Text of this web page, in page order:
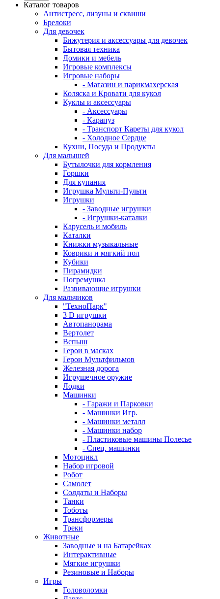
Каталог товаров
Антистресс, лизуны и сквиши
Брелоки
Для девочек
Бижутерия и аксессуары для девочек
Бытовая техника
Домики и мебель
Игровые комплексы
Игровые наборы
- Магазин и парикмахерская
Коляска и Кровати для кукол
Куклы и аксессуары
- Аксессуары
- Карапуз
- Транспорт Кареты для кукол
- Холодное Сердце
Кухни, Посуда и Продукты
Для малышей
Бутылочки для кормления
Горшки
Для купания
Игрушка Мульти-Пульти
Игрушки
- Заводные игрушки
- Игрушки-каталки
Карусель и мобиль
Каталки
Книжки музыкальные
Коврики и мягкий пол
Кубики
Пирамидки
Погремушка
Развивающие игрушки
Для мальчиков
"ТехноПарк"
3 D игрушки
Автопанорама
Вертолет
Вспыш
Герои в масках
Герои Мультфильмов
Железная дорога
Игрушечное оружие
Лодки
Машинки
- Гаражи и Парковки
- Машинки Игр.
- Машинки металл
- Машинки набор
- Пластиковые машины Полесье
- Спец. машинки
Мотоцикл
Набор игровой
Робот
Самолет
Солдаты и Наборы
Танки
Тоботы
Трансформеры
Треки
Животные
Заводные и на Батарейках
Интерактивные
Мягкие игрушки
Резиновые и Наборы
Игры
Головоломки